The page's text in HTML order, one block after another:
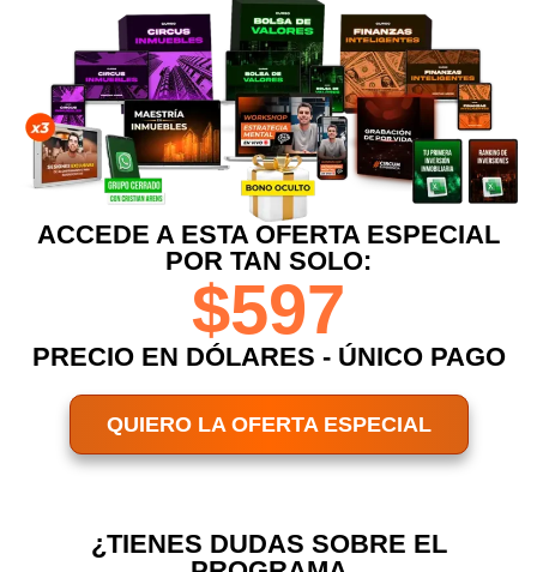
ACCEDE A ESTA OFERTA ESPECIAL
POR TAN SOLO:
$597
PRECIO EN DÓLARES - ÚNICO PAGO
QUIERO LA OFERTA ESPECIAL
¿TIENES DUDAS SOBRE EL